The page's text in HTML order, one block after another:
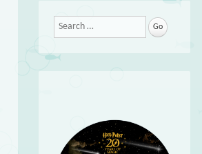
Search